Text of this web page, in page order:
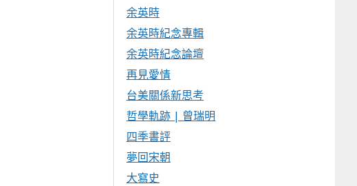
余英時
余英時紀念專輯
余英時紀念論壇
再見愛情
台美關係新思考
哲學軌跡 | 曾瑞明
四季書評
夢回宋朝
大寫史